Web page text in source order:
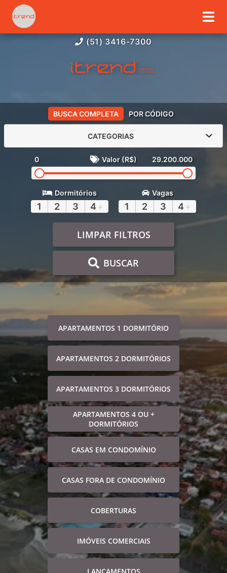
(51) 3416-7300
BUSCA COMPLETA POR CÓDIGO
CATEGORIAS
0 Valor (R$) 29.200.000
Dormitórios
1 2 3 4 +
Vagas
1 2 3 4 +
LIMPAR FILTROS
BUSCAR
APARTAMENTOS 1 DORMITÓRIO
APARTAMENTOS 2 DORMITÓRIOS
APARTAMENTOS 3 DORMITÓRIOS
APARTAMENTOS 4 OU +
DORMITÓRIOS
CASAS EM CONDOMÍNIO
CASAS FORA DE CONDOMÍNIO
COBERTURAS
IMÓVEIS COMERCIAIS